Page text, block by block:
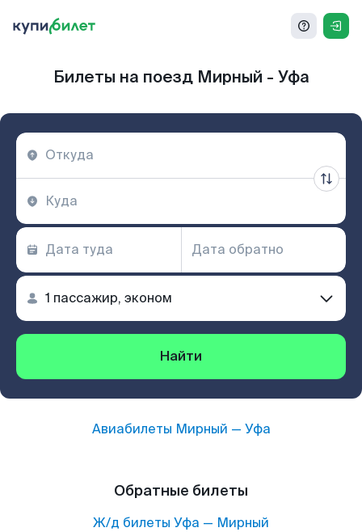
Билеты на поезд Мирный - Уфа
Найти
Авиабилеты Мирный — Уфа
Обратные билеты
Ж/д билеты Уфа — Мирный